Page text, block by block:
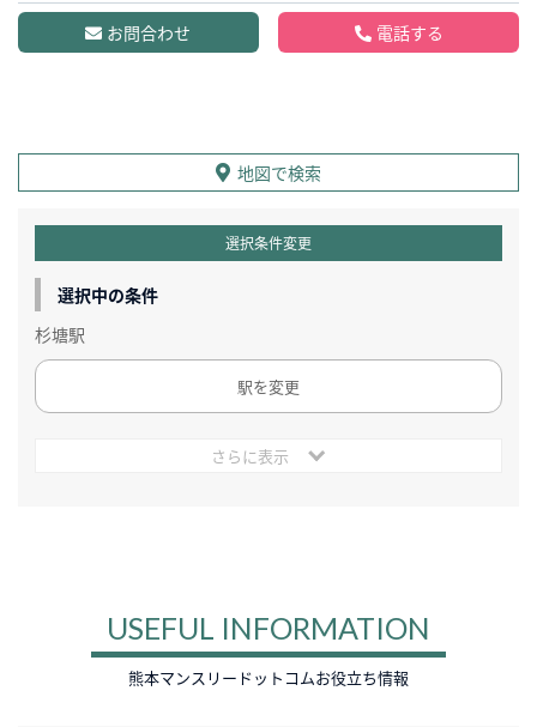
お問合わせ 電話する
地図で検索
選択条件変更
選択中の条件
杉塘駅
駅を変更
さらに表示
USEFUL INFORMATION
熊本マンスリードットコムお役立ち情報